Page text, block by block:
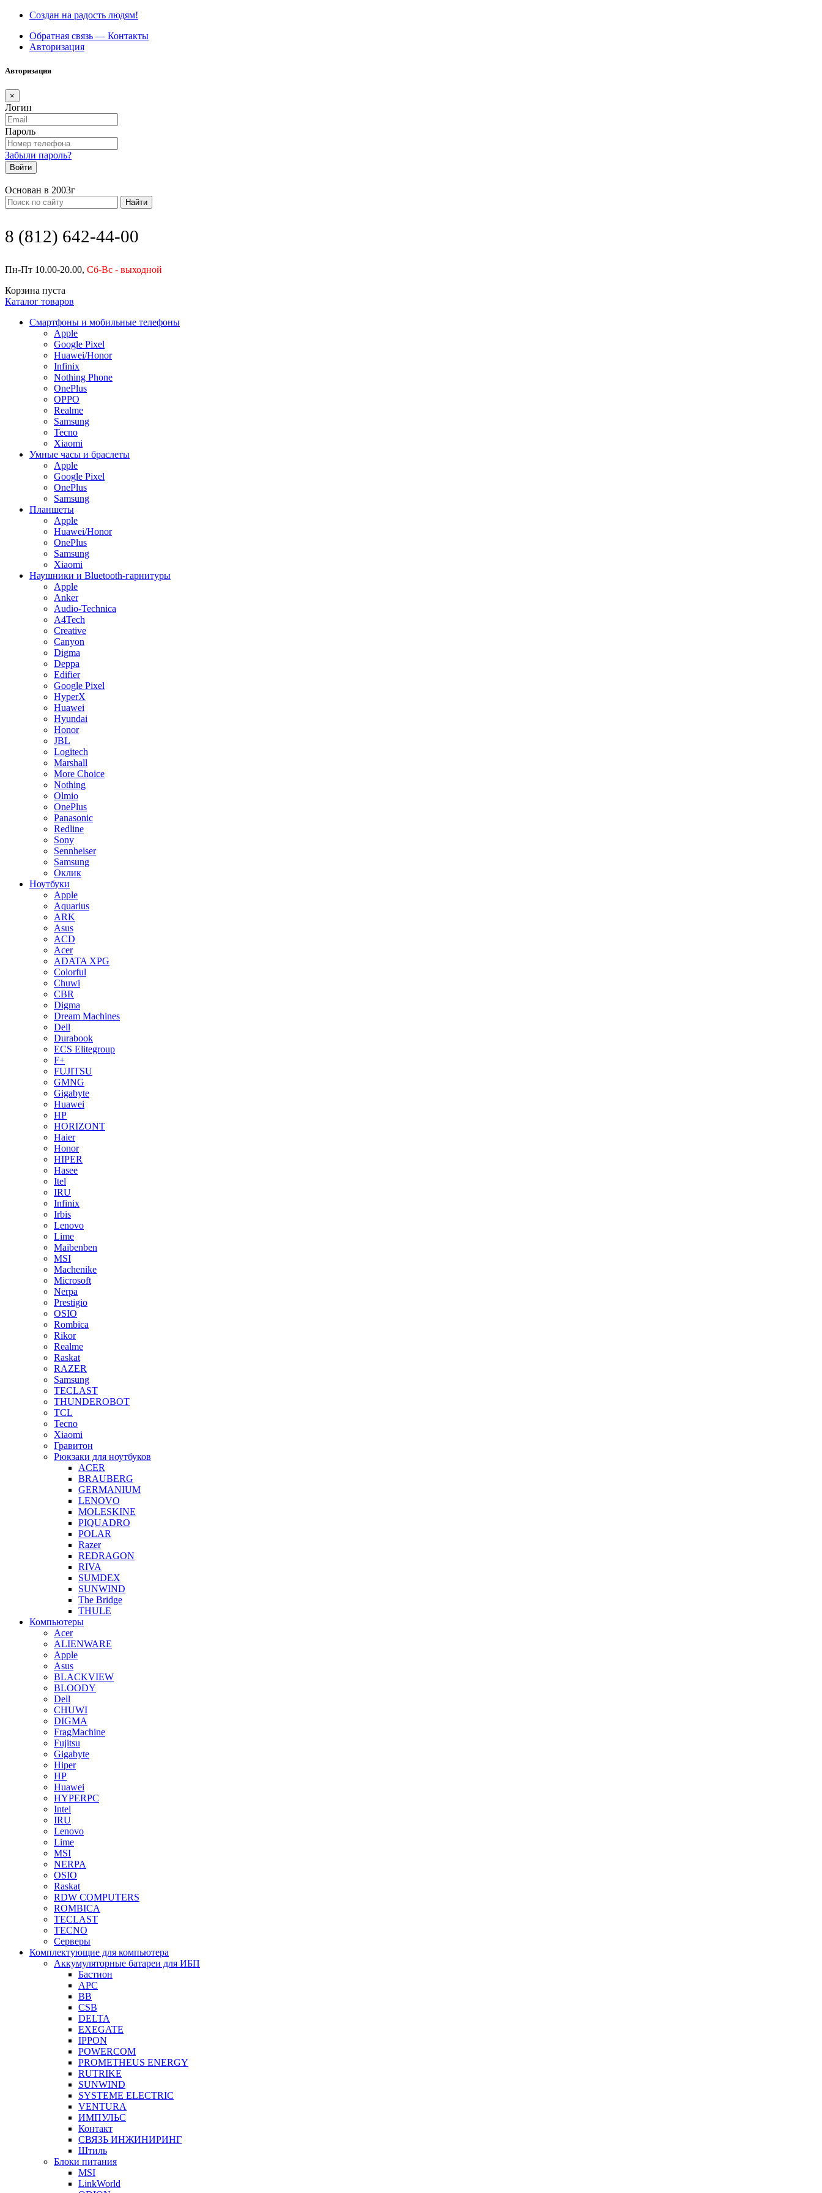
Создан на радость людям!
Обратная связь — Контакты
Авторизация
Авторизация
×
Логин
Пароль
Забыли пароль?
Войти
Основан в 2003г
Найти
8 (812) 642-44-00
Пн-Пт 10.00-20.00, Сб-Вс - выходной
Корзина пуста
Каталог товаров
Смартфоны и мобильные телефоны
Apple
Google Pixel
Huawei/Honor
Infinix
Nothing Phone
OnePlus
OPPO
Realme
Samsung
Tecno
Xiaomi
Умные часы и браслеты
Apple
Google Pixel
OnePlus
Samsung
Планшеты
Apple
Huawei/Honor
OnePlus
Samsung
Xiaomi
Наушники и Bluetooth-гарнитуры
Apple
Anker
Audio-Technica
A4Tech
Creative
Canyon
Digma
Deppa
Edifier
Google Pixel
HyperX
Huawei
Hyundai
Honor
JBL
Logitech
Marshall
More Choice
Nothing
Olmio
OnePlus
Panasonic
Redline
Sony
Sennheiser
Samsung
Оклик
Ноутбуки
Apple
Aquarius
ARK
Asus
ACD
Acer
ADATA XPG
Colorful
Chuwi
CBR
Digma
Dream Machines
Dell
Durabook
ECS Elitegroup
F+
FUJITSU
GMNG
Gigabyte
Huawei
HP
HORIZONT
Haier
Honor
HIPER
Hasee
Itel
IRU
Infinix
Irbis
Lenovo
Lime
Maibenben
MSI
Machenike
Microsoft
Nerpa
Prestigio
OSIO
Rombica
Rikor
Realme
Raskat
RAZER
Samsung
TECLAST
THUNDEROBOT
TCL
Tecno
Xiaomi
Гравитон
Рюкзаки для ноутбуков
ACER
BRAUBERG
GERMANIUM
LENOVO
MOLESKINE
PIQUADRO
POLAR
Razer
REDRAGON
RIVA
SUMDEX
SUNWIND
The Bridge
THULE
Компьютеры
Acer
ALIENWARE
Apple
Asus
BLACKVIEW
BLOODY
Dell
CHUWI
DIGMA
FragMachine
Fujitsu
Gigabyte
Hiper
HP
Huawei
HYPERPC
Intel
IRU
Lenovo
Lime
MSI
NERPA
OSIO
Raskat
RDW COMPUTERS
ROMBICA
TECLAST
TECNO
Серверы
Комплектующие для компьютера
Аккумуляторные батареи для ИБП
Бастион
APC
BB
CSB
DELTA
EXEGATE
IPPON
POWERCOM
PROMETHEUS ENERGY
RUTRIKE
SUNWIND
SYSTEME ELECTRIC
VENTURA
ИМПУЛЬС
Контакт
СВЯЗЬ ИНЖИНИРИНГ
Штиль
Блоки питания
MSI
LinkWorld